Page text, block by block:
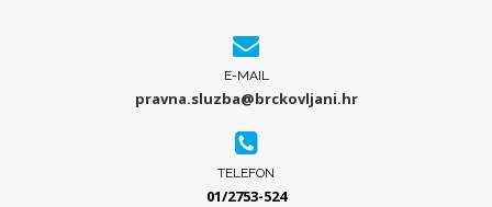
E-MAIL
pravna.sluzba@brckovljani.hr
TELEFON
01/2753-524